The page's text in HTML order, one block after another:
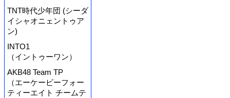
TNT時代少年団 (シーダ
イシャオニェントゥア
ン)
INTO1
（イントゥーワン）
AKB48 Team TP
（エーケービーフォー
ティーエイト チームテ